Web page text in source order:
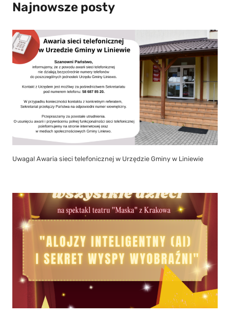
Najnowsze posty
Uwaga! Awaria sieci telefonicznej w Urzędzie Gminy w Liniewie